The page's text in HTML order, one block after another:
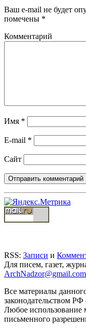
Ваш e-mail не будет
помечены *
Комментарий
Имя *
E-mail *
Сайт
RSS: Записи и
Для писем, газет,
ArchNadzor@gmail.com
Все материалы
законодательством
Любое использование
письменного